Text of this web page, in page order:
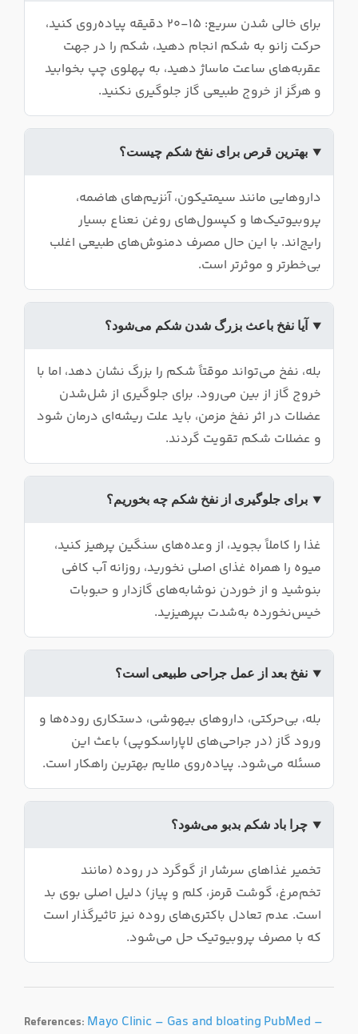
برای خالی شدن سریع: ۱۵-۲۰ دقیقه پیاده‌روی کنید،
حرکت زانو به شکم انجام دهید، شکم را در جهت
عقربه‌های ساعت ماساژ دهید، به پهلوی چپ بخوابید
و هرگز از خروج طبیعی گاز جلوگیری نکنید.
بهترین قرص برای نفخ شکم چیست؟
داروهایی مانند سیمتیکون، آنزیم‌های هاضمه،
پروبیوتیک‌ها و کپسول‌های روغن نعناع بسیار
رایج‌اند. با این حال مصرف دمنوش‌های طبیعی اغلب
بی‌خطرتر و موثرتر است.
آیا نفخ باعث بزرگ شدن شکم می‌شود؟
بله، نفخ می‌تواند موقتاً شکم را بزرگ نشان دهد، اما با
خروج گاز از بین می‌رود. برای جلوگیری از شل‌شدن
عضلات در اثر نفخ مزمن، باید علت ریشه‌ای درمان شود
و عضلات شکم تقویت گردند.
برای جلوگیری از نفخ شکم چه بخوریم؟
غذا را کاملاً بجوید، از وعده‌های سنگین پرهیز کنید،
میوه را همراه غذای اصلی نخورید، روزانه آب کافی
بنوشید و از خوردن نوشابه‌های گازدار و حبوبات
خیس‌نخورده به‌شدت بپرهیزید.
نفخ بعد از عمل جراحی طبیعی است؟
بله، بی‌حرکتی، داروهای بیهوشی، دستکاری روده‌ها و
ورود گاز (در جراحی‌های لاپاراسکوپی) باعث این
مسئله می‌شود. پیاده‌روی ملایم بهترین راهکار است.
چرا باد شکم بدبو می‌شود؟
تخمیر غذاهای سرشار از گوگرد در روده (مانند
تخم‌مرغ، گوشت قرمز، کلم و پیاز) دلیل اصلی بوی بد
است. عدم تعادل باکتری‌های روده نیز تاثیرگذار است
که با مصرف پروبیوتیک حل می‌شود.
References: Mayo Clinic – Gas and bloatingPubMed –